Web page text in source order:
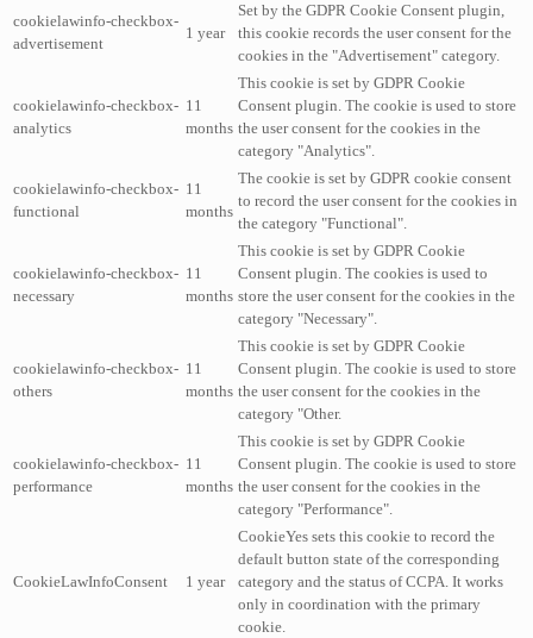
cookielawinfo-checkbox-
advertisement
1 year
Set by the GDPR Cookie Consent plugin,
this cookie records the user consent for the
cookies in the "Advertisement" category.
cookielawinfo-checkbox-
analytics
11
months
This cookie is set by GDPR Cookie
Consent plugin. The cookie is used to store
the user consent for the cookies in the
category "Analytics".
cookielawinfo-checkbox-
functional
11
months
The cookie is set by GDPR cookie consent
to record the user consent for the cookies in
the category "Functional".
cookielawinfo-checkbox-
necessary
11
months
This cookie is set by GDPR Cookie
Consent plugin. The cookies is used to
store the user consent for the cookies in the
category "Necessary".
cookielawinfo-checkbox-
others
11
months
This cookie is set by GDPR Cookie
Consent plugin. The cookie is used to store
the user consent for the cookies in the
category "Other.
cookielawinfo-checkbox-
performance
11
months
This cookie is set by GDPR Cookie
Consent plugin. The cookie is used to store
the user consent for the cookies in the
category "Performance".
CookieLawInfoConsent 1 year
CookieYes sets this cookie to record the
default button state of the corresponding
category and the status of CCPA. It works
only in coordination with the primary
cookie.